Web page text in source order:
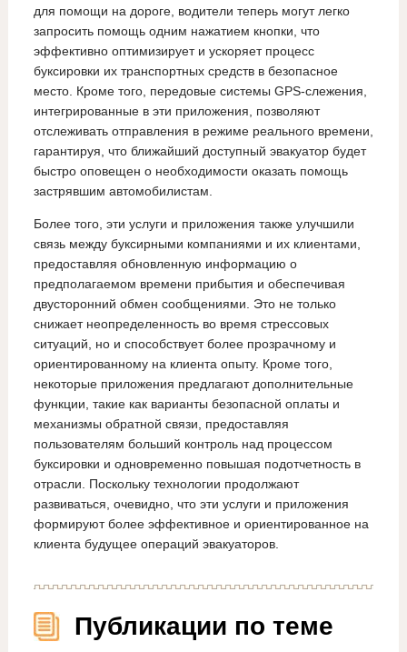
для помощи на дороге, водители теперь могут легко
запросить помощь одним нажатием кнопки, что
эффективно оптимизирует и ускоряет процесс
буксировки их транспортных средств в безопасное
место. Кроме того, передовые системы GPS-слежения,
интегрированные в эти приложения, позволяют
отслеживать отправления в режиме реального времени,
гарантируя, что ближайший доступный эвакуатор будет
быстро оповещен о необходимости оказать помощь
застрявшим автомобилистам.
Более того, эти услуги и приложения также улучшили
связь между буксирными компаниями и их клиентами,
предоставляя обновленную информацию о
предполагаемом времени прибытия и обеспечивая
двусторонний обмен сообщениями. Это не только
снижает неопределенность во время стрессовых
ситуаций, но и способствует более прозрачному и
ориентированному на клиента опыту. Кроме того,
некоторые приложения предлагают дополнительные
функции, такие как варианты безопасной оплаты и
механизмы обратной связи, предоставляя
пользователям больший контроль над процессом
буксировки и одновременно повышая подотчетность в
отрасли. Поскольку технологии продолжают
развиваться, очевидно, что эти услуги и приложения
формируют более эффективное и ориентированное на
клиента будущее операций эвакуаторов.
Публикации по теме